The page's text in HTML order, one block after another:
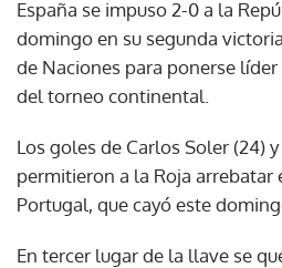
España se impuso 2-0 a la
domingo en su segunda
de Naciones para ponerse
del torneo continental.
Los goles de Carlos Soler (24)
permitieron a la Roja arrebatar
Portugal, que cayó este
En tercer lugar de la llave se